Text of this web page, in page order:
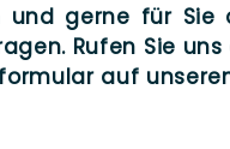
ger­ne für Sie
Rufen Sie
auf